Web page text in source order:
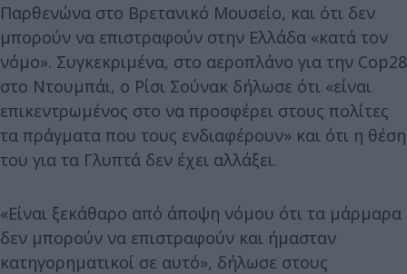
Παρθενώνα στο Βρετανικό Μουσείο, και ότι δεν
μπορούν να επιστραφούν στην Ελλάδα «κατά τον
νόμο». Συγκεκριμένα, στο αεροπλάνο για την Cop28
στο Ντουμπάι, ο Ρίσι Σούνακ δήλωσε ότι «είναι
επικεντρωμένος στο να προσφέρει στους πολίτες
τα πράγματα που τους ενδιαφέρουν» και ότι η θέση
του για τα Γλυπτά δεν έχει αλλάξει.
«Είναι ξεκάθαρο από άποψη νόμου ότι τα μάρμαρα
δεν μπορούν να επιστραφούν και ήμασταν
κατηγορηματικοί σε αυτό», δήλωσε στους